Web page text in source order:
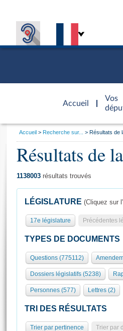
Accueil
d'accueil
Vos
Présidence
577 députés
Groupes politiques
Élections législatives
Séance publique
Commissions et autres
Europe et International
Contrôle et évaluation
Congrès
Pétitions
Général
Rôle et pouvoirs de
Organisation de
Présidence Conférence des
Statistiques et chiffres clés
Transparence et
Visiter l'Assemblée
Visite virtuelle du palais
Assister à une séance
Accès des chercheurs à
Les évènements
Vous
Accueil Recherche sur... Résultats de
Résultats de
1138003 résultats trouvés
LÉGISLATURE (Cliquez sur
17e législature Précédentes
TYPES DE DOCUMENTS
Questions (775112)
Dossiers législatifs (5238)
Personnes (577) Lettres (2)
TRI DES RÉSULTATS
Trier par pertinence Trier par